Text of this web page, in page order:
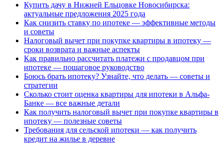
Купить дачу в Нижней Ельцовке Новосибирска:
актуальные предложения 2025 года
Как снизить ставку по ипотеке — эффективные методы
и советы
Налоговый вычет при покупке квартиры в ипотеку —
сроки возврата и важные аспекты
Как правильно рассчитать платежи с продавцом при
ипотеке — пошаговое руководство
Боюсь брать ипотеку? Узнайте, что делать — советы и
стратегии
Сколько стоит оценка квартиры для ипотеки в Альфа-
Банке — все важные детали
Как получить налоговый вычет при покупке квартиры в
ипотеку — полезные советы
Требования для сельской ипотеки — как получить
кредит на жилье в деревне